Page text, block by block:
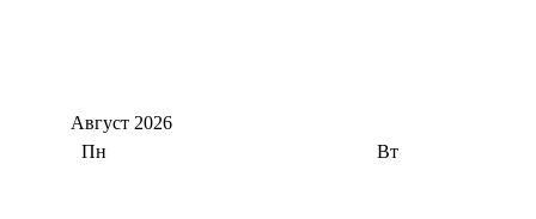
Август 2026
Пн
Вт